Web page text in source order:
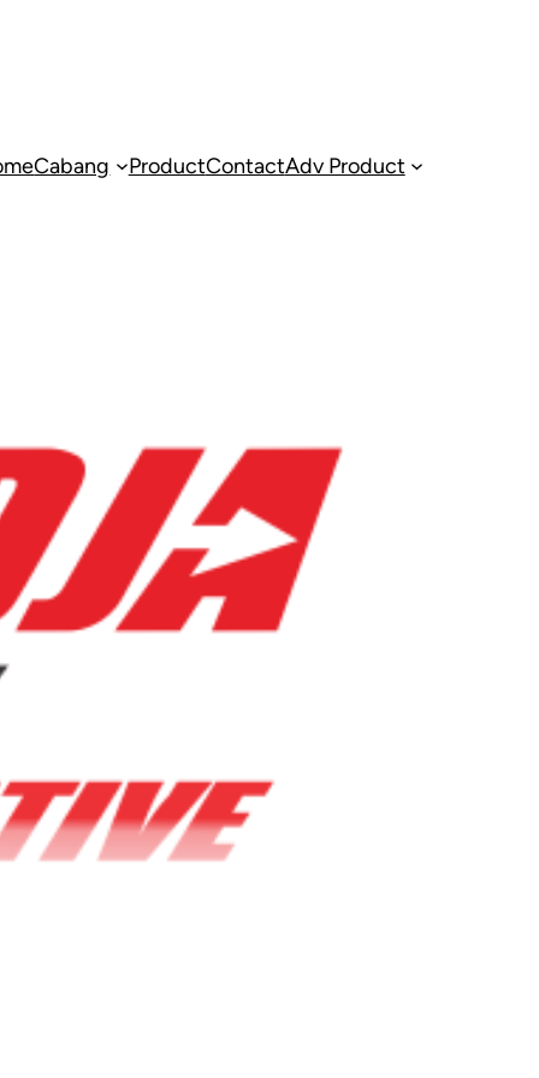
Cabang ProductContactAdv Product